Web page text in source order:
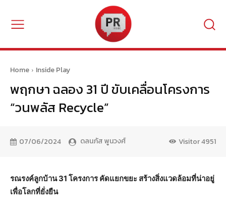
Home Inside Play
พฤกษา ฉลอง 31 ปี ขับเคลื่อนโครงการ
“วนพลัส Recycle”
07/06/2024 ดลนภัส พูนวงศ์ Visitor4951
รณรงค์ลูกบ้าน 31 โครงการ คัดแยกขยะ สร้างสิ่งแวดล้อมที่น่าอยู่
เพื่อโลกที่ยั่งยืน